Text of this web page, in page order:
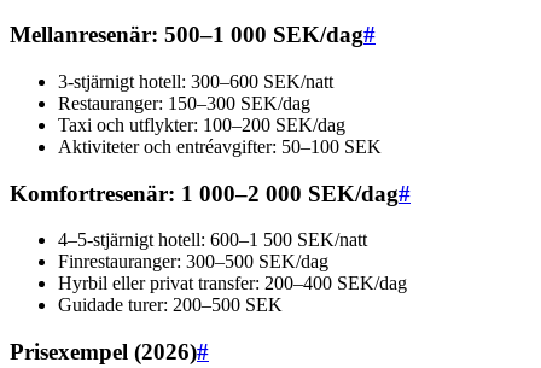
Mellanresenär: 500–1 000 SEK/dag#
3-stjärnigt hotell: 300–600 SEK/natt
Restauranger: 150–300 SEK/dag
Taxi och utflykter: 100–200 SEK/dag
Aktiviteter och entréavgifter: 50–100 SEK
Komfortresenär: 1 000–2 000 SEK/dag#
4–5-stjärnigt hotell: 600–1 500 SEK/natt
Finrestauranger: 300–500 SEK/dag
Hyrbil eller privat transfer: 200–400 SEK/dag
Guidade turer: 200–500 SEK
Prisexempel (2026)#